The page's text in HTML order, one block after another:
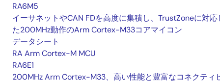
RA6M5
イーサネットやCAN FDを高度に集積し、TrustZoneに対応
た200MHz動作のArm Cortex-M33コアマイコン
データシート
RA Arm Cortex-M MCU
RA6E1
200MHz Arm Cortex-M33、高い性能と豊富なコネクティ